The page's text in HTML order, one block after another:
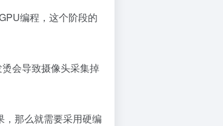
编程，这个阶段的
会导致摄像头采集掉
那么就需要采用硬编